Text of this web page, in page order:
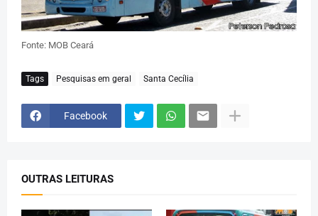
Fonte: MOB Ceará
Tags Pesquisas em geral Santa Cecília
Facebook
OUTRAS LEITURAS